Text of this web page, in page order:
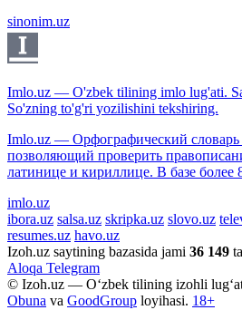
sinonim.uz
Imlo.uz — O'zbek tilining imlo lug'ati.
So'zning to'g'ri yozilishini tekshiring.
Imlo.uz — Орфографический словарь
позволяющий проверить
латинице и кириллице. В базе более
imlo.uz
ibora.uz salsa.uz skripka.uz slovo.uz
resumes.uz havo.uz
Izoh.uz saytining bazasida jami 36 149
Aloqa Telegram
© Izoh.uz — O‘zbek tilining izohli
Obuna va GoodGroup loyihasi. 18+